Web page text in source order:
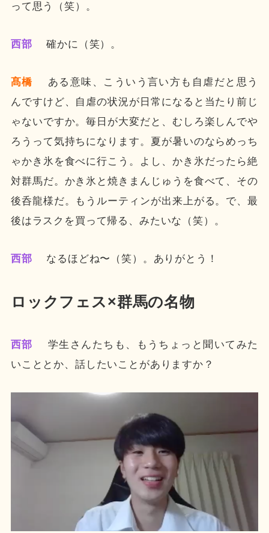
って思う（笑）。
西部 確かに（笑）。
髙橋 ある意味、こういう言い方も自虐だと思う
んですけど、自虐の状況が日常になると当たり前じ
ゃないですか。毎日が大変だと、むしろ楽しんでや
ろうって気持ちになります。夏が暑いのならめっち
ゃかき氷を食べに行こう。よし、かき氷だったら絶
対群馬だ。かき氷と焼きまんじゅうを食べて、その
後呑龍様だ。もうルーティンが出来上がる。で、最
後はラスクを買って帰る、みたいな（笑）。
西部 なるほどね〜（笑）。ありがとう！
ロックフェス×群馬の名物
西部 学生さんたちも、もうちょっと聞いてみた
いこととか、話したいことがありますか？